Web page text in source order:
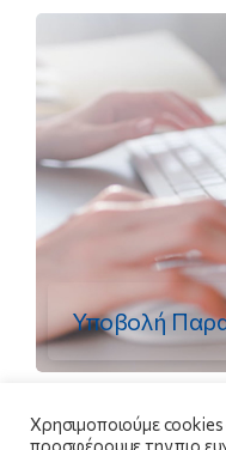
Υποβολή
Χρησιμοποιούμε
προσφέρουμε την πιο